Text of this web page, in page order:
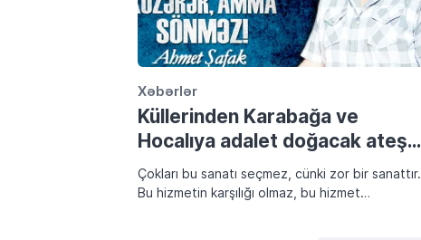
Xəbərlər
Küllerinden Karabağa ve
Hocalıya adalet doğacak ateş…
Çokları bu sanatı seçmez, cünki zor bir sanattır.
Bu hizmetin karşılığı olmaz, bu hizmet